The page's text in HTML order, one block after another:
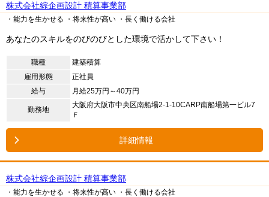
株式会社綜企画設計 積算事業部
・能力を生かせる ・将来性が高い ・長く働ける会社
あなたのスキルをのびのびとした環境で活かして下さい！
職種
建築積算
雇用形態
正社員
給与
月給25万円～40万円
勤務地
大阪府大阪市中央区南船場2-1-10CARP南船場第一ビル7
Ｆ
詳細情報
株式会社綜企画設計 積算事業部
・能力を生かせる ・将来性が高い ・長く働ける会社